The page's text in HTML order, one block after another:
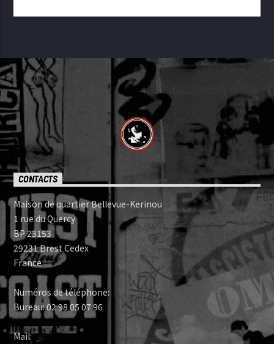
CONTACTS
Maison de quartier Bellevue-Kerinou
1 rue du Quercy
BP 23153
29231 Brest Cedex
France
Numéros de téléphone:
Bureau: 02 98 05 07 96
Mail: